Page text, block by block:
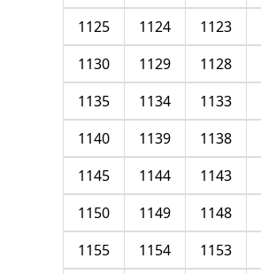
1123
1124
1125
1128
1129
1130
1133
1134
1135
1138
1139
1140
1143
1144
1145
1148
1149
1150
1153
1154
1155